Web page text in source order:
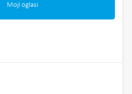
Moji oglasi